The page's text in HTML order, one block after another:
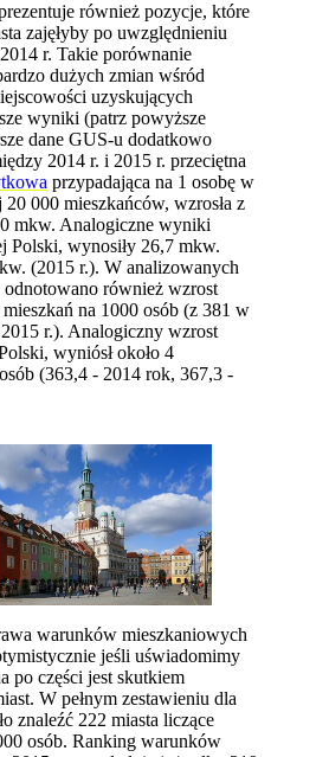
również pozycje, które
zajęłyby po uwzględnieniu
r. Takie porównanie
dużych zmian wśród
uzyskujących
wyniki (patrz powyższe
dane GUS-u dodatkowo
2014 r. i 2015 r. przeciętna
przypadająca na 1 osobę w
000 mieszkańców, wzrosła z
mkw. Analogiczne wyniki
Polski, wynosiły 26,7 mkw.
(2015 r.). W analizowanych
odnotowano również wzrost
na 1000 osób (z 381 w
r.). Analogiczny wzrost
wyniósł około 4
(363,4 - 2014 rok, 367,3 -
warunków mieszkaniowych
jeśli uświadomimy
po części jest skutkiem
W pełnym zestawieniu dla
znaleźć 222 miasta liczące
osób. Ranking warunków